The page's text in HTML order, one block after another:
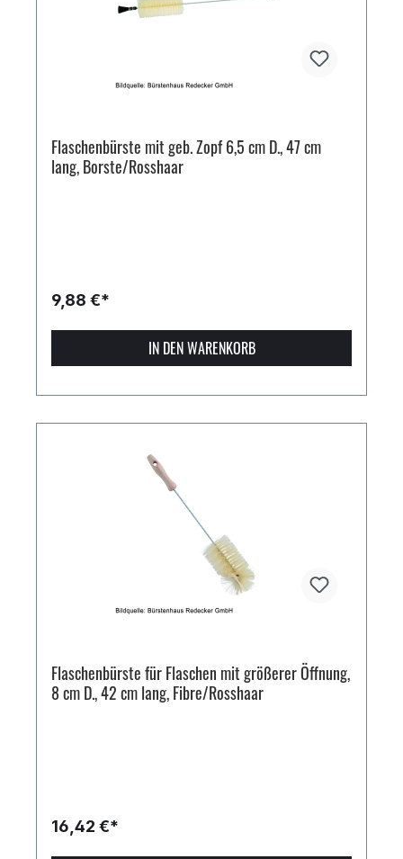
Flaschenbürste mit geb. Zopf 6,5 cm D., 47 cm
lang, Borste/Rosshaar
9,88 €*
IN DEN WARENKORB
Flaschenbürste für Flaschen mit größerer Öffnung,
8 cm D., 42 cm lang, Fibre/Rosshaar
16,42 €*